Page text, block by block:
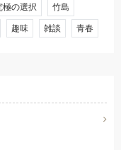
極の選択
竹島
趣味 雑談 青春